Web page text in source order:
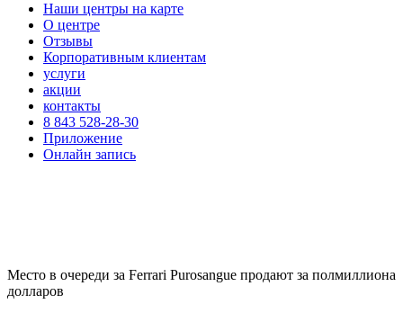
Наши центры на карте
О центре
Отзывы
Корпоративным клиентам
услуги
акции
контакты
8 843 528-28-30
Приложение
Онлайн запись
Место в очереди за Ferrari Purosangue продают за полмиллиона
долларов